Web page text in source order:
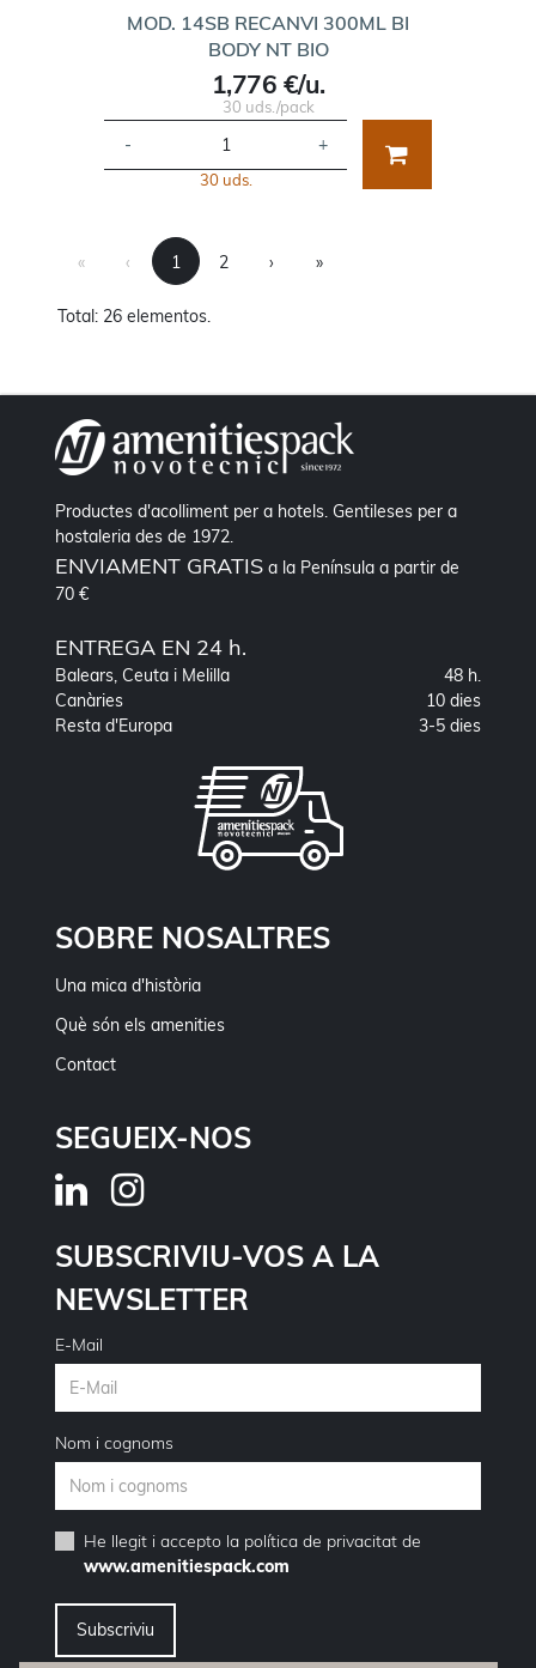
MOD. 14SB RECANVI 300ML BI
BODY NT BIO
1,776 €/u.
30 uds./pack
- +
30 uds.
«First ‹Previous
1 2 ›Next »Last
Total: 26 elementos.
Productes d'acolliment per a hotels. Gentileses per a
hostaleria des de 1972.
ENVIAMENT GRATISa la Península a partir de
70 €
ENTREGA EN 24 h.
Balears, Ceuta i Melilla
48 h.
Canàries
10 dies
Resta d'Europa
3-5 dies
SOBRE NOSALTRES
Una mica d'història
Què són els amenities
Contact
SEGUEIX-NOS
SUBSCRIVIU-VOS A LA
NEWSLETTER
E-Mail
Nom i cognoms
He llegit i accepto la política de privacitatde
www.amenitiespack.com